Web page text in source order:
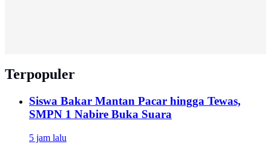
Terpopuler
Siswa Bakar Mantan Pacar hingga Tewas,
SMPN 1 Nabire Buka Suara
5 jam lalu